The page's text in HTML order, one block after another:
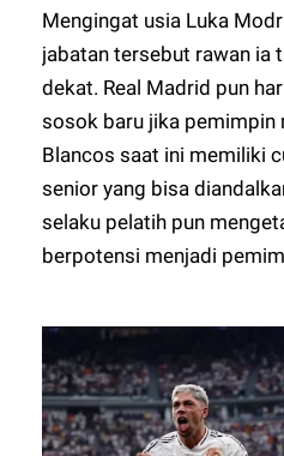
Mengingat usia Luka
jabatan tersebut rawan ia
dekat. Real Madrid pun
sosok baru jika pemimpin
Blancos saat ini memiliki
senior yang bisa
selaku pelatih pun
berpotensi menjadi